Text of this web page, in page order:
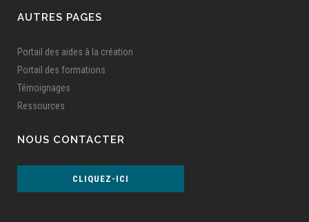
AUTRES PAGES
Portail des aides à la création
Portail des formations
Témoignages
Ressources
NOUS CONTACTER
CLIQUEZ-ICI